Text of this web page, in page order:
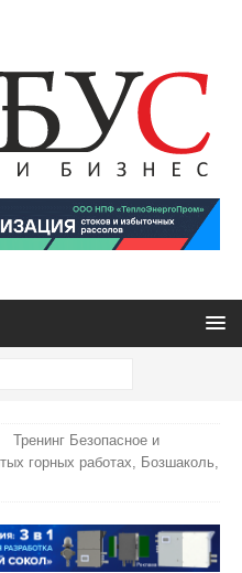
Тренинг Безопасное и
горных работах, Бозшаколь,